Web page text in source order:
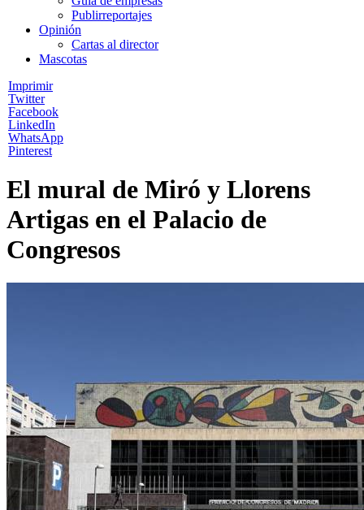
Publirreportajes
Opinión
Cartas al director
Mascotas
Imprimir
Twitter
Facebook
LinkedIn
WhatsApp
Pinterest
El mural de Miró y Llorens
Artigas en el Palacio de
Congresos